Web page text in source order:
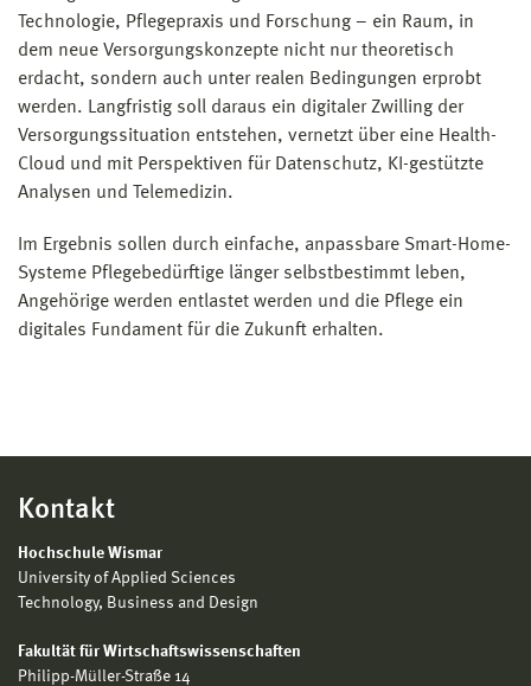
Technologie, Pflegepraxis und Forschung – ein Raum, in
dem neue Versorgungskonzepte nicht nur theoretisch
erdacht, sondern auch unter realen Bedingungen erprobt
werden. Langfristig soll daraus ein digitaler Zwilling der
Versorgungssituation entstehen, vernetzt über eine Health-
Cloud und mit Perspektiven für Datenschutz, KI-gestützte
Analysen und Telemedizin.
Im Ergebnis sollen durch einfache, anpassbare Smart-Home-
Systeme Pflegebedürftige länger selbstbestimmt leben,
Angehörige werden entlastet werden und die Pflege ein
digitales Fundament für die Zukunft erhalten.
Kontakt
Hochschule Wismar
University of Applied Sciences
Technology, Business and Design
Fakultät für Wirtschaftswissenschaften
Philipp-Müller-Straße 14